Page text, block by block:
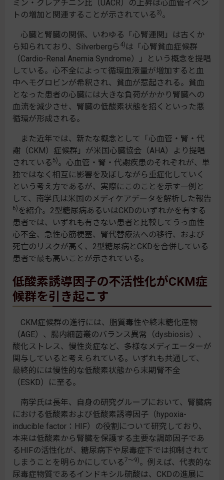
ミン・クレアチニン比（UACR）の上昇は心血管イベン
トの増加と関連することが示されている 3)。
心臓と腎臓の関係、いわゆる「心腎連関」は古くか
ら知られており、Silverbergら 4) は「心腎貧血症候群
（Cardio-Renal Anemia Syndrome）」という概念を提唱
している。心不全によって循環血液量が増加すると血
中ヘモグロビンが希釈され、貧血が惹起される。貧血
となった患者の心臓には大きな負荷がかかり腎臓への
血流を減少させ、腎臓の低酸素状態を招くといった悪
循環が形成される。
また近年では、新たな概念として「心血管・腎・代
謝（CKM）症候群」が米国心臓協会（AHA）より提唱
されている 5)。心血管・腎・代謝疾患のそれぞれが、単
独ではなく相互に影響を及ぼしながら重症化していく
という考え方であるが、実際にこのことを示す一例と
して、南学氏は米国のメディケアデータを解析した報告
6) を紹介。2型糖尿病あるいはCKDのいずれかを有する
患者では、いずれも有さない患者と比較してうっ血性
心不全、急性心筋梗塞、腎代替療法への移行、および
死亡のリスクが高く、2型糖尿病とCKDを合併している
患者で最も高いことが示されている。
低酸素誘導因子の不活性化がCKM症
候群を引き起こす
CKM症候群の進行には、脂質毒性や終末糖化産物
（AGE）、腸内細菌叢のバランス異常（dysbiosis）、
酸化ストレス、慢性炎症など、多様なメディエーターが
関与していると考えられている。いずれも共通して、
最終的には慢性的な低酸素状態から末期腎不全
（ESKD）に至る。
南学氏は長年、自身の研究グループにおいて、腎臓病
における低酸素および低酸素誘導因子（hypoxia-
inducible factor：HIF）の役割について研究しており、
本来は低酸素から腎臓を保護する主要な調節因子であ
るHIFの活性化が、糖尿病下や尿毒症下では抑制されて
しまうことを明らかにしている7～9)。例えば、代表的な
尿毒症物質であるインドキシル硫酸は、CKDの進展に